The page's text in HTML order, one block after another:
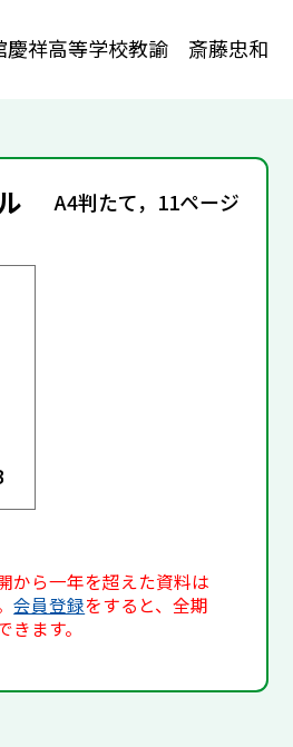
慶祥高等学校教諭 斎藤忠和
A4判たて，11ページ
から一年を超えた資料は
会員登録をすると、全期
ます。